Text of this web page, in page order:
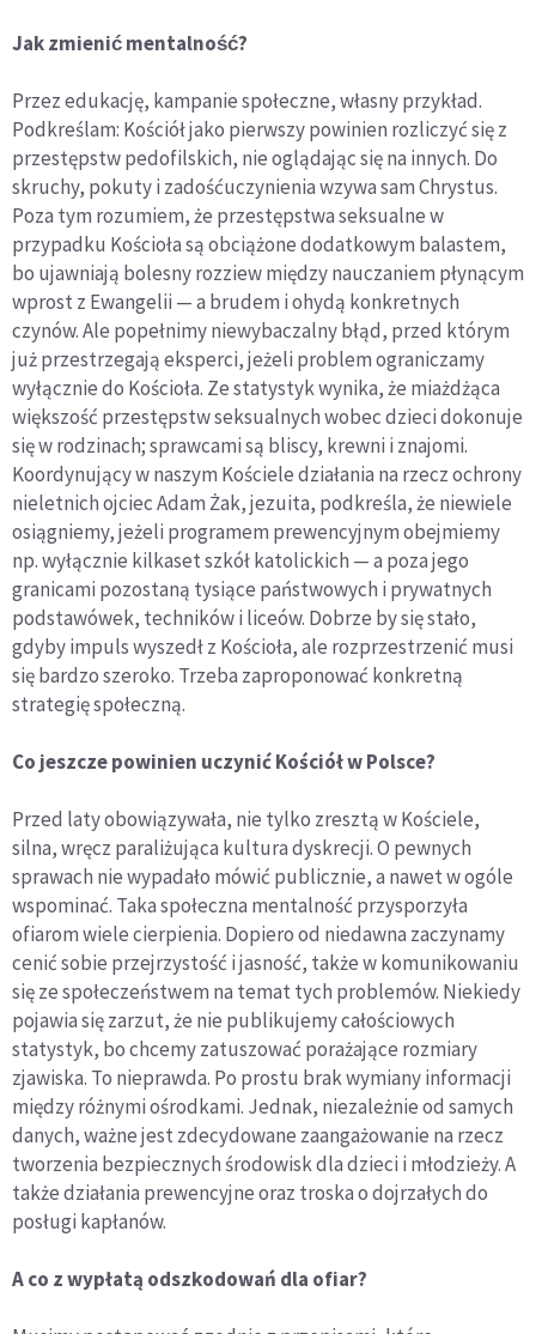
Jak zmienić mentalność?
Przez edukację, kampanie społeczne, własny przykład.
Podkreślam: Kościół jako pierwszy powinien rozliczyć się z
przestępstw pedofilskich, nie oglądając się na innych. Do
skruchy, pokuty i zadośćuczynienia wzywa sam Chrystus.
Poza tym rozumiem, że przestępstwa seksualne w
przypadku Kościoła są obciążone dodatkowym balastem,
bo ujawniają bolesny rozziew między nauczaniem płynącym
wprost z Ewangelii — a brudem i ohydą konkretnych
czynów. Ale popełnimy niewybaczalny błąd, przed którym
już przestrzegają eksperci, jeżeli problem ograniczamy
wyłącznie do Kościoła. Ze statystyk wynika, że miażdżąca
większość przestępstw seksualnych wobec dzieci dokonuje
się w rodzinach; sprawcami są bliscy, krewni i znajomi.
Koordynujący w naszym Kościele działania na rzecz ochrony
nieletnich ojciec Adam Żak, jezuita, podkreśla, że niewiele
osiągniemy, jeżeli programem prewencyjnym obejmiemy
np. wyłącznie kilkaset szkół katolickich — a poza jego
granicami pozostaną tysiące państwowych i prywatnych
podstawówek, techników i liceów. Dobrze by się stało,
gdyby impuls wyszedł z Kościoła, ale rozprzestrzenić musi
się bardzo szeroko. Trzeba zaproponować konkretną
strategię społeczną.
Co jeszcze powinien uczynić Kościół w Polsce?
Przed laty obowiązywała, nie tylko zresztą w Kościele,
silna, wręcz paraliżująca kultura dyskrecji. O pewnych
sprawach nie wypadało mówić publicznie, a nawet w ogóle
wspominać. Taka społeczna mentalność przysporzyła
ofiarom wiele cierpienia. Dopiero od niedawna zaczynamy
cenić sobie przejrzystość i jasność, także w komunikowaniu
się ze społeczeństwem na temat tych problemów. Niekiedy
pojawia się zarzut, że nie publikujemy całościowych
statystyk, bo chcemy zatuszować porażające rozmiary
zjawiska. To nieprawda. Po prostu brak wymiany informacji
między różnymi ośrodkami. Jednak, niezależnie od samych
danych, ważne jest zdecydowane zaangażowanie na rzecz
tworzenia bezpiecznych środowisk dla dzieci i młodzieży. A
także działania prewencyjne oraz troska o dojrzałych do
posługi kapłanów.
A co z wypłatą odszkodowań dla ofiar?